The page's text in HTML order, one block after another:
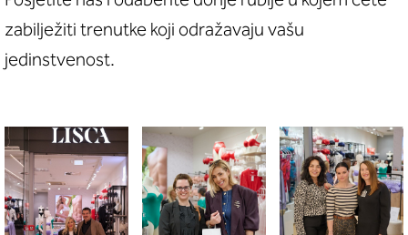
zabilježiti trenutke koji odražavaju vašu
jedinstvenost.